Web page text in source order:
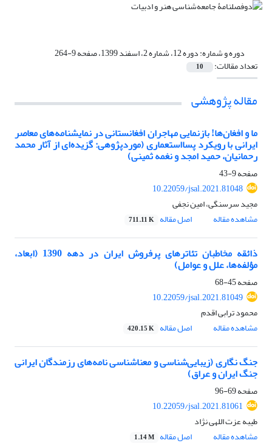
دوره و شماره:دوره 12، شماره 2، اسفند 1399، صفحه 9-264
تعداد مقالات: 10
مقاله پژوهشی
ما و افغان‌ها! بازنمایی مهاجران افغانستانی در نمایشنامه‌های معاصر
ایرانی با رویکرد پسااستعماری (‌مورد‌پژوهی: گزیده‌ای از آثار محمد
رحمانیان، حمید امجد و نغمه ثمینی)
صفحه9-43
10.22059/jsal.2021.81048
مجید سرسنگی، امین نجفی
مشاهده مقاله
اصل مقاله 711.11 K
ذائقه مخاطبان تئاترهای پرفروش ایران در دهه 1390 (ابعاد،
مؤلفه‌ها، علل و عوامل)
صفحه45-68
10.22059/jsal.2021.81049
محمود ترابی اقدم
مشاهده مقاله
اصل مقاله 420.15 K
جنگ نگاری (زیبایی‌شناسی و معنا‌شناسی نامه‌های رزمندگان ایرانی
جنگ ایران و عراق)
صفحه69-96
10.22059/jsal.2021.81061
طیبه عزت اللهی نژاد
مشاهده مقاله
اصل مقاله 1.14 M